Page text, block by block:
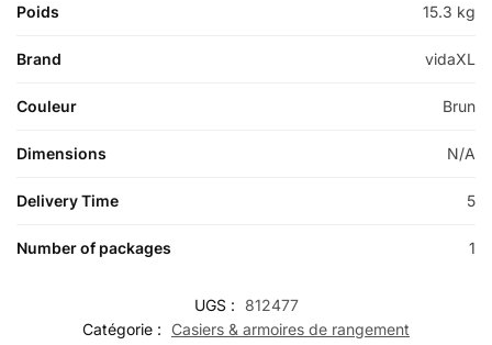
Poids 15.3 kg
Brand vidaXL
Couleur Brun
Dimensions N/A
Delivery Time 5
Number of packages 1
UGS :
812477
Catégorie :
Casiers & armoires de rangement